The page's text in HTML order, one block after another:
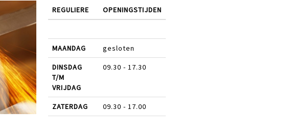
REGULIERE OPENINGSTIJDEN
MAANDAG gesloten
DINSDAG
T/M
VRIJDAG
09.30 - 17.30
ZATERDAG 09.30 - 17.00